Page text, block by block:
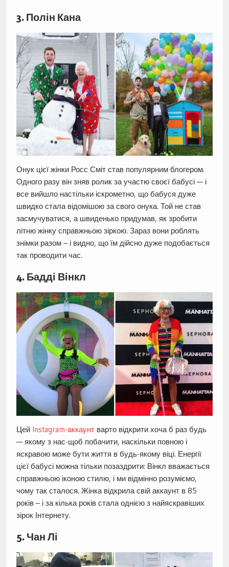
3. Полін Кана
Онук цієї жінки Росс Сміт став популярним блогером.
Одного разу він зняв ролик за участю своєї бабусі — і
все вийшло настільки іскрометно, що бабуся дуже
швидко стала відомішою за свого онука. Той не став
засмучуватися, а швиденько придумав, як зробити
літню жінку справжньою зіркою. Зараз вони роблять
знімки разом – і видно, що їм дійсно дуже подобається
так проводити час.
4. Бадді Вінкл
Цей Instagram-аккаунтварто відкрити хоча б раз будь
— якому з нас-щоб побачити, наскільки повною і
яскравою може бути життя в будь-якому віці. Енергії
цієї бабусі можна тільки позаздрити: Вінкл вважається
справжньою іконою стилю, і ми відмінно розуміємо,
чому так сталося. Жінка відкрила свій аккаунт в 85
років – і за кілька років стала однією з найяскравіших
зірок Інтернету.
5. Чан Лі